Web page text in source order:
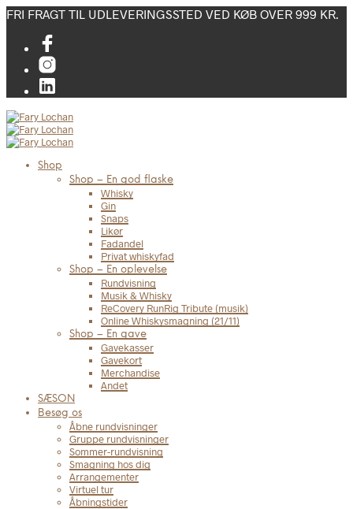
FRI FRAGT TIL UDLEVERINGSSTED VED KØB OVER 999 KR.
Shop
Shop – En god flaske
Whisky
Gin
Snaps
Likør
Fadandel
Privat whiskyfad
Shop – En oplevelse
Rundvisning
Musik & Whisky
ReCovery RunRig Tribute (musik)
Online Whiskysmagning (21/11)
Shop – En gave
Gavekasser
Gavekort
Merchandise
Andet
SÆSON
Besøg os
Åbne rundvisninger
Gruppe rundvisninger
Sommer-rundvisning
Smagning hos dig
Arrangementer
Virtuel tur
Åbningstider